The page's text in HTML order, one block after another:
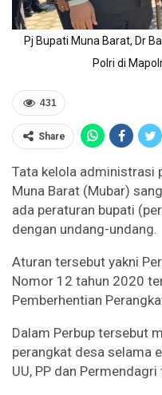
Pj Bupati Muna Barat, Dr
Polri di
431
Share
Tata kelola administrasi
Muna Barat (Mubar)
ada peraturan bupati
dengan undang-undang.
Aturan tersebut yakni
Nomor 12 tahun 2020
Pemberhentian
Dalam Perbup tersebut
perangkat desa selama
UU, PP dan